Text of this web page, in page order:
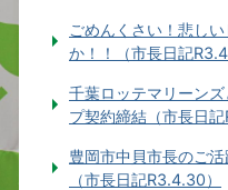
ごめんくさい！悲し
か！！（市長日記
千葉ロッテマリーン
プ契約締結（市長日記
豊岡市中貝市長のご
（市長日記R3.4.30）